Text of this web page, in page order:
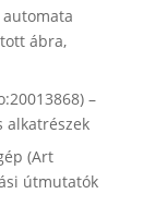
automata
ábra,
–
alkatrészek
(Art
útmutatók